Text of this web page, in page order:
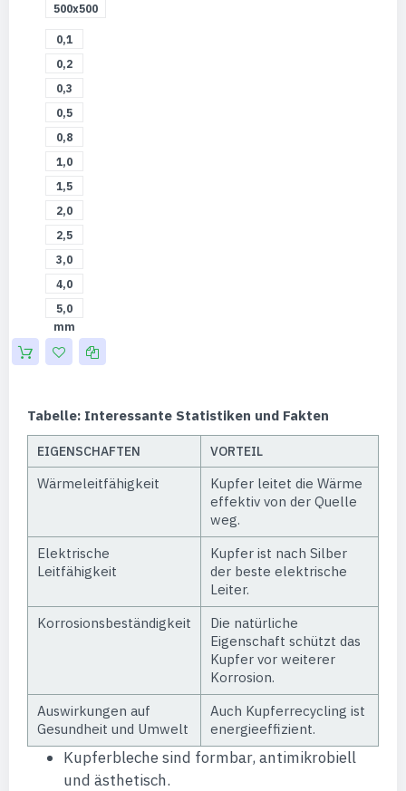
500x500
0,1
mm
0,2
mm
0,3
mm
0,5
mm
0,8
mm
1,0
mm
1,5
mm
2,0
mm
2,5
mm
3,0
mm
4,0
mm
5,0
mm
Tabelle: Interessante Statistiken und Fakten
EIGENSCHAFTEN VORTEIL
Wärmeleitfähigkeit
Kupfer leitet die Wärme
effektiv von der Quelle
weg.
Elektrische
Leitfähigkeit
Kupfer ist nach Silber
der beste elektrische
Leiter.
Korrosionsbeständigkeit
Die natürliche
Eigenschaft schützt das
Kupfer vor weiterer
Korrosion.
Auswirkungen auf
Gesundheit und Umwelt
Auch Kupferrecycling ist
energieeffizient.
Kupferbleche sind formbar, antimikrobiell
und ästhetisch.